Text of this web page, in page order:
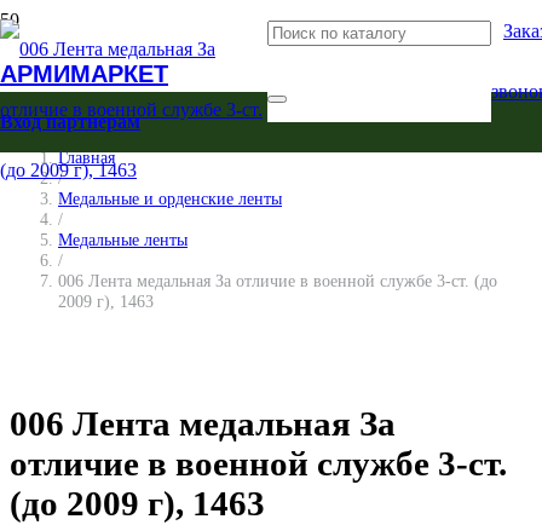
АРМИМАРКЕТ
Вход партнерам
Главная
/
Медальные и орденские ленты
/
Медальные ленты
/
006 Лента медальная За отличие в военной службе 3-ст. (до
2009 г), 1463
006 Лента медальная За
отличие в военной службе 3-ст.
(до 2009 г), 1463